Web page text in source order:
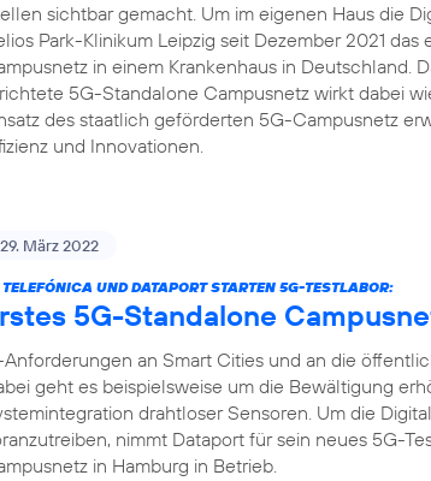
sichtbar gemacht. Um im eigenen Haus die
Park-Klinikum Leipzig seit Dezember 2021
in einem Krankenhaus in Deutschland.
5G-Standalone Campusnetz wirkt dabei
des staatlich geförderten 5G-Campusnetz
und Innovationen.
29. März 2022
TELEFÓNICA UND DATAPORT STARTEN 5G-TESTLABOR:
5G-Standalone
Anforderungen an Smart Cities und an die
geht es beispielsweise um die Bewältigung
drahtloser Sensoren. Um die
nimmt Dataport für sein neues 5G-
in Hamburg in Betrieb.